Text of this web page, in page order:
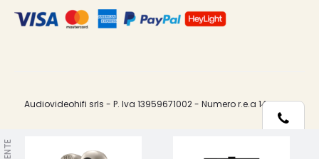
Audiovideohifi srls - P. Iva 13959671002 - Numero r.e.a 1487033.